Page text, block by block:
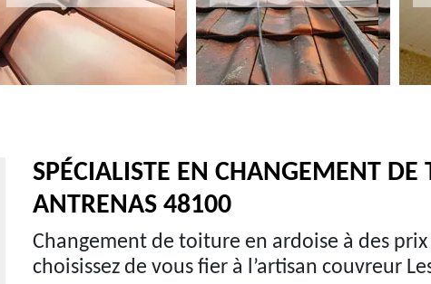
SPÉCIALISTE EN CHANGEMENT DE
ANTRENAS 48100
Changement de toiture en ardoise à des
choisissez de vous fier à l’artisan couvreur